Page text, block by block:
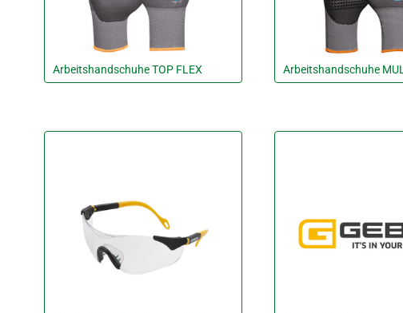
Arbeitshandschuhe TOP FLEX Arbeitshandschuhe